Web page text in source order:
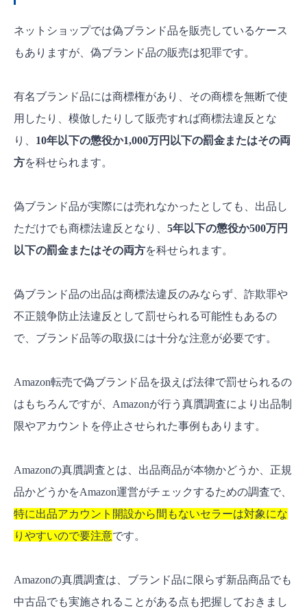
ネットショップでは偽ブランド品を販売しているケース
もありますが、偽ブランド品の販売は犯罪です。
有名ブランド品には商標権があり、その商標を無断で使
用したり、模倣したりして販売すれば商標法違反とな
り、 10年以下の懲役か1,000万円以下の罰金またはその両
方を科せられます。
偽ブランド品が実際には売れなかったとしても、出品し
ただけでも商標法違反となり、 5年以下の懲役か500万円
以下の罰金またはその両方を科せられます。
偽ブランド品の出品は商標法違反のみならず、詐欺罪や
不正競争防止法違反として罰せられる可能性もあるの
で、ブランド品等の取扱には十分な注意が必要です。
Amazon転売で偽ブランド品を扱えば法律で罰せられるの
はもちろんですが、Amazonが行う真贋調査により出品制
限やアカウントを停止させられた事例もあります。
Amazonの真贋調査とは、出品商品が本物かどうか、正規
品かどうかをAmazon運営がチェックするための調査で、
特に出品アカウント開設から間もないセラーは対象にな
りやすいので要注意です。
Amazonの真贋調査は、ブランド品に限らず新品商品でも
中古品でも実施されることがある点も把握しておきまし